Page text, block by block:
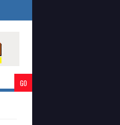
Kerja dari 30 Perusahaan